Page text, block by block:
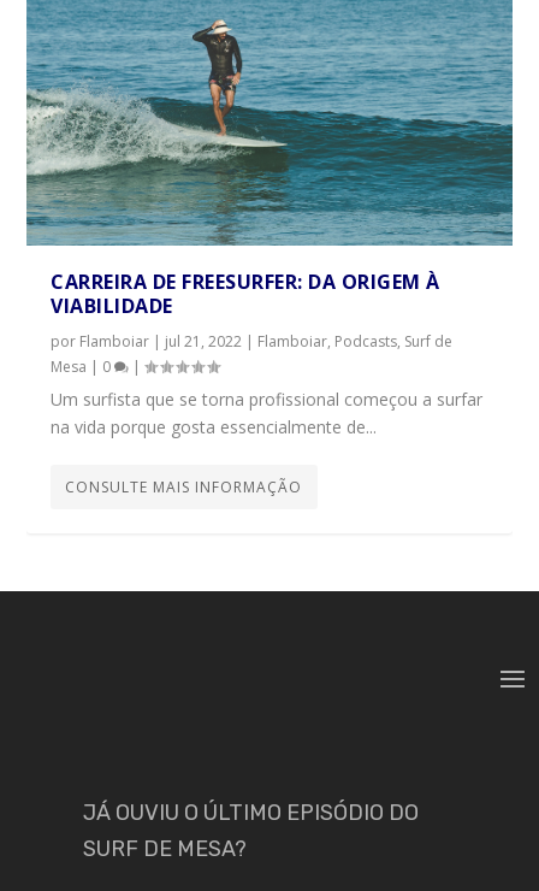
CARREIRA DE FREESURFER: DA ORIGEM À
VIABILIDADE
por Flamboiar | jul 21, 2022 | Flamboiar, Podcasts, Surf de
Mesa | 0 |
Um surfista que se torna profissional começou a surfar
na vida porque gosta essencialmente de...
CONSULTE MAIS INFORMAÇÃO
JÁ OUVIU O ÚLTIMO EPISÓDIO DO
SURF DE MESA?